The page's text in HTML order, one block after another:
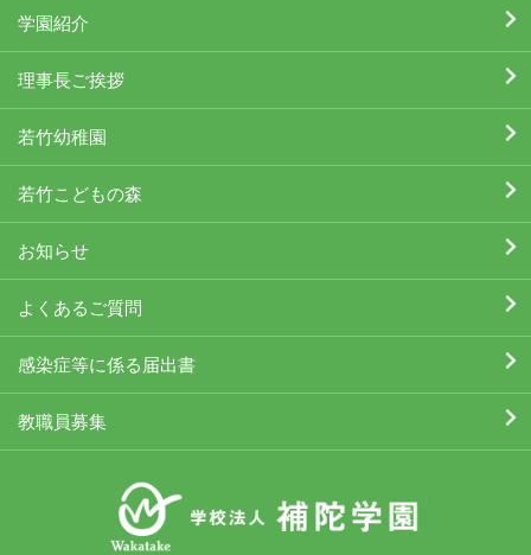
学園紹介
理事長ご挨拶
若竹幼稚園
若竹こどもの森
お知らせ
よくあるご質問
感染症等に係る届出書
教職員募集